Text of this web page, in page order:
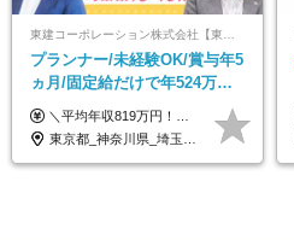
プランナー/未経験OK/賞与年5
ヵ月/固定給だけで年524万円
可能/二人に一人が年収700万
円/休めて稼げる
＼平均年収819万円！社員の最大年収3,131万円／ ＼2人に1人が年収700万円以上／ ＼5人に1人が年収1,000万円以上！／ 固定給だけで、年収524万円も可能！ インセンティブだけでなく固定給でもしっかり稼げる仕組みです！ 【入社初年度】 年収400万～550万円＋インセンティブ →月給26万3,000円～29万5,600円＋賞与年2回（基本給×約5ヵ月分※前年度実績）＋インセンティブ＋各種手当 【インセンティブ】 1物件着工で目安80万～200万円 ※建物の契約金額実績によります 【各種手当】 ・都市手当…月1万円～3万円（首都圏・東海圏・関西圏で弊社指定の事業所に勤務する方が対象） ・家族手当…配偶者：月1万円、子供1名につき：月5千円 ・資格手当…FP資格1級：月1万円、2級：月5千円、3級：月3千円 ・役職手当…昇進欄に詳細記載（主任補：月5千円→主任：月1万円…） 【その他】 ※上記月給には、固定残業代【47時間分（7万3,800円以上）】が含まれます ※月平均残業時間は14時間と少なめです（2023年度） ※固定残業代の時間数を超える時間外労働は追加で支給 但し、時間数を超える時間外労働が発生する場合もあります（特別条項付き協定締結済）
東京都_神奈川県_埼玉県_千葉県_大阪府_愛知県_宮城県_茨城県_栃木県_群馬県_静岡県_兵庫県_京都府_福岡県